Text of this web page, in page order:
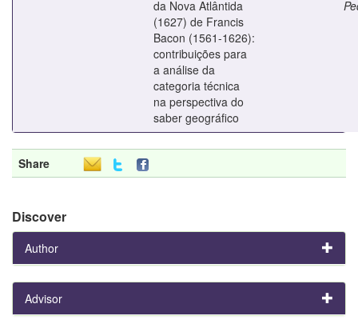
da Nova Atlântida
(1627) de Francis
Bacon (1561-1626):
contribuições para
a análise da
categoria técnica
na perspectiva do
saber geográfico
Share
Discover
Author
Advisor